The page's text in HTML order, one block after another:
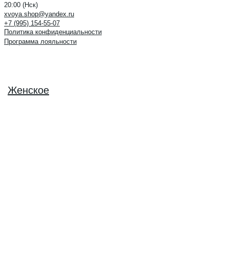
20:00 (Нск)
xvoya.shop@yandex.ru
+7 (995) 154-55-07
Политика конфиденциальности
Программа лояльности
Женское